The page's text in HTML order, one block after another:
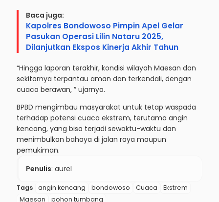
Baca juga:
Kapolres Bondowoso Pimpin Apel Gelar
Pasukan Operasi Lilin Nataru 2025,
Dilanjutkan Ekspos Kinerja Akhir Tahun
“Hingga laporan terakhir, kondisi wilayah Maesan dan
sekitarnya terpantau aman dan terkendali, dengan
cuaca berawan, ” ujarnya.
BPBD mengimbau masyarakat untuk tetap waspada
terhadap potensi cuaca ekstrem, terutama angin
kencang, yang bisa terjadi sewaktu-waktu dan
menimbulkan bahaya di jalan raya maupun
pemukiman.
Penulis: aurel
Tags angin kencang bondowoso Cuaca
Ekstrem
Maesan
pohon tumbang